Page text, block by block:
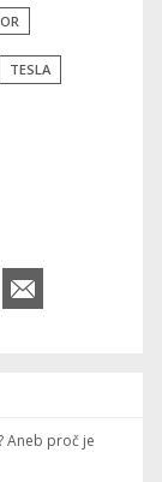
TESLA
Aneb proč je